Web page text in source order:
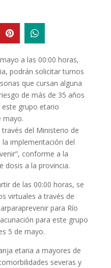
a las 00:00 horas,
podrán solicitar turnos
que cursan alguna
de más de 35 años
este grupo etario
mayo.
través del Ministerio de
la implementación del
conforme a la
dosis a la provincia.
de las 00:00 horas, se
virtuales a través de
para Río
para este grupo
5 de mayo.
etaria a mayores de
severas y